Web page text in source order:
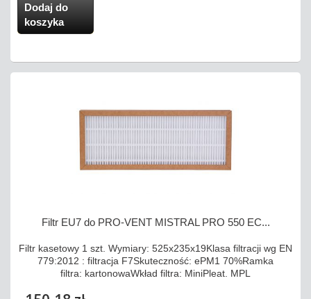
Dodaj do
koszyka
Filtr EU7 do PRO-VENT MISTRAL PRO 550 EC...
Filtr kasetowy 1 szt. Wymiary: 525x235x19Klasa filtracji wg EN
779:2012 : filtracja F7Skuteczność: ePM1 70%Ramka
filtra: kartonowaWkład filtra: MiniPleat. MPL